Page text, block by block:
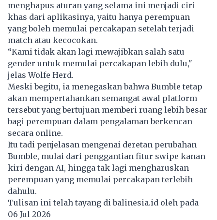
menghapus aturan yang selama ini menjadi ciri
khas dari aplikasinya, yaitu hanya perempuan
yang boleh memulai percakapan setelah terjadi
match atau kecocokan.
“Kami tidak akan lagi mewajibkan salah satu
gender untuk memulai percakapan lebih dulu,"
jelas Wolfe Herd.
Meski begitu, ia menegaskan bahwa Bumble tetap
akan mempertahankan semangat awal platform
tersebut yang bertujuan memberi ruang lebih besar
bagi perempuan dalam pengalaman berkencan
secara online.
Itu tadi penjelasan mengenai deretan perubahan
Bumble, mulai dari penggantian fitur swipe kanan
kiri dengan AI, hingga tak lagi mengharuskan
perempuan yang memulai percakapan terlebih
dahulu.
Tulisan ini telah tayang dibalinesia.id oleh pada
06 Jul 2026